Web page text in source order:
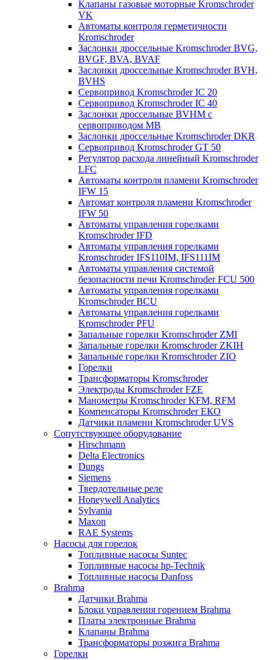
Клапаны газовые моторные Kromschroder
VK
Автоматы контроля герметичности
Kromschroder
Заслонки дроссельные Kromschroder BVG,
BVGF, BVA, BVAF
Заслонки дроссельные Kromschroder BVH,
BVHS
Сервопривод Kromschroder IC 20
Сервопривод Kromschroder IC 40
Заслонки дроссельные BVHM с
сервоприводом МВ
Заслонки дроссельные Kromschroder DKR
Cервопривод Kromschroder GT 50
Регулятор расхода линейный Kromschroder
LFC
Автоматы контроля пламени Kromschroder
IFW 15
Автомат контроля пламени Kromschroder
IFW 50
Автоматы управления горелками
Kromschroder IFD
Автоматы управления горелками
Kromschroder IFS110IM, IFS111IM
Автоматы управления системой
безопасности печи Kromschroder FCU 500
Автоматы управления горелками
Kromschroder BCU
Автоматы управления горелками
Kromschroder PFU
Запальные горелки Kromschroder ZМI
Запальные горелки Kromschroder ZKIH
Запальные горелки Kromschroder ZIO
Горелки
Трансформаторы Kromschroder
Электроды Kromschroder FZE
Манометры Kromschroder KFM, RFM
Компенсаторы Kromschroder ЕКО
Датчики пламени Kromschroder UVS
Сопутствующее оборудование
Hirschmann
Delta Electronics
Dungs
Siemens
Твердотельные реле
Honeywell Analytics
Sylvania
Maxon
RAE Systems
Насосы для горелок
Топливные насосы Suntec
Топливные насосы hp-Technik
Топливные насосы Danfoss
Brahma
Датчики Brahma
Блоки управления горением Brahma
Платы электронные Brahma
Клапаны Brahma
Трансформаторы розжига Brahma
Горелки